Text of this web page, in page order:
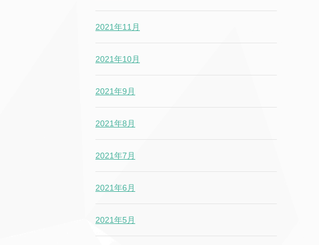
2021年11月
2021年10月
2021年9月
2021年8月
2021年7月
2021年6月
2021年5月